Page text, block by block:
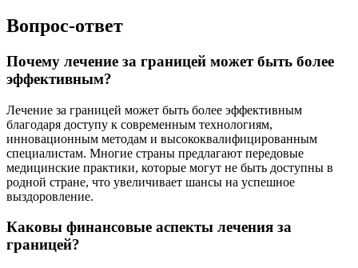
Вопрос-ответ
Почему лечение за границей может быть более
эффективным?
Лечение за границей может быть более эффективным
благодаря доступу к современным технологиям,
инновационным методам и высококвалифицированным
специалистам. Многие страны предлагают передовые
медицинские практики, которые могут не быть доступны в
родной стране, что увеличивает шансы на успешное
выздоровление.
Каковы финансовые аспекты лечения за
границей?